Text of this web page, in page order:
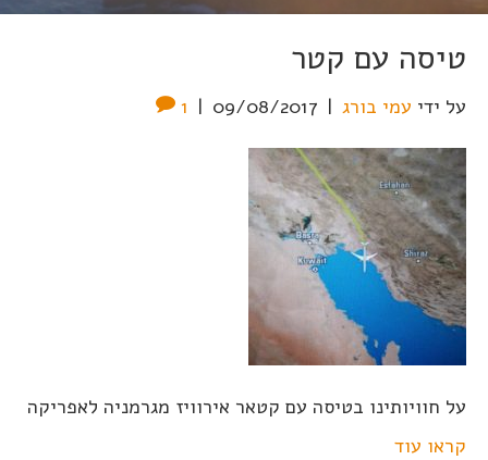
טיסה עם קטר
על ידי עמי בורג |
09/08/2017
|
1
על חוויותינו בטיסה עם קטאר אירוויז מגרמניה לאפריקה
קראו עוד